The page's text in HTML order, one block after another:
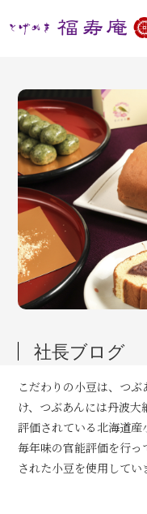
社長ブログ
こだわりの小豆は、つ
け、つぶあんには丹波
評価されている北海道
毎年味の官能評価を行
された小豆を使用してい